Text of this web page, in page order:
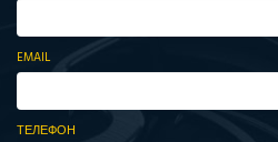
EMAIL
ТЕЛЕФОН